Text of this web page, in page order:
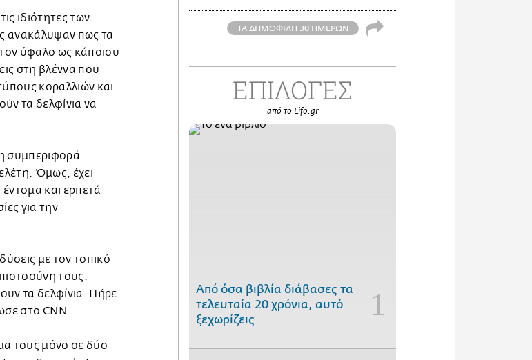
ιδιότητες των
ανακάλυψαν πως τα
ύφαλο ως κάποιου
στη βλέννα που
κοραλλιών και
τα δελφίνια να
συμπεριφορά
Όμως, έχει
και ερπετά
για την
με τον τοπικό
τους.
τα δελφίνια. Πήρε
στο CNN.
τους μόνο σε δύο
ΤΑ ΔΗΜΟΦΙΛΗ 30 ΗΜΕΡΩΝ
ΕΠΙΛΟΓΕΣ
από το Lifo.gr
Από όσα βιβλία διάβασες τα
τελευταία 20 χρόνια, αυτό
ξεχωρίζεις